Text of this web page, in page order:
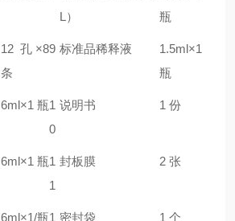
L）
瓶
12 孔×8
条
9 标准品稀释液
1.5ml×1
瓶
6ml×1 瓶1
0
说明书 1 份
6ml×1 瓶1
1
封板膜 2 张
6ml×1/瓶1 密封袋 1 个